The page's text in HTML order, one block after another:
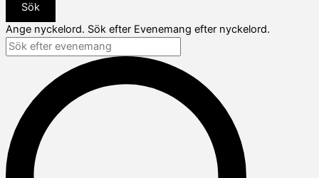
Sök
Ange nyckelord. Sök efter Evenemang efter nyckelord.